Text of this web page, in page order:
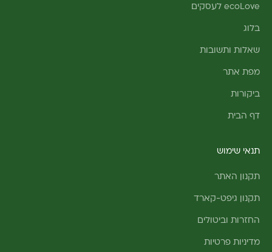
ecoLove לעסקים
בלוג
שאלות ותשובות
מפת אתר
ביקורות
דף הבית
תנאי שימוש
תקנון האתר
תקנון גיפט-קארד
החזרות וביטולים
מדיניות פרטיות